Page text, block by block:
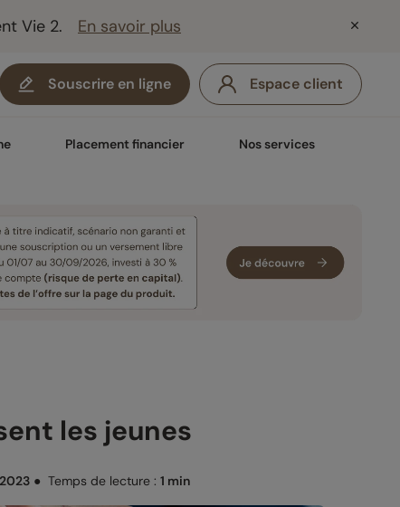
Vie 2. En savoir plus
Souscrire en ligne Espace client
Placement financier Nos services
les jeunes
● Temps de lecture : 1 min